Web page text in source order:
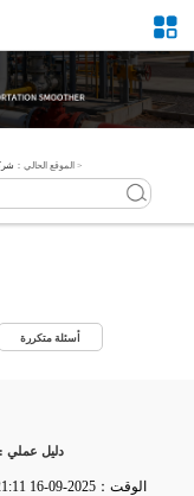
الموقع الحالي： >
أسئلة متكررة
التطبيق الآمن للأنابيب المغطاة بـ PTFE: دليل عملي
الوقت：2025-09-16 21:21:11